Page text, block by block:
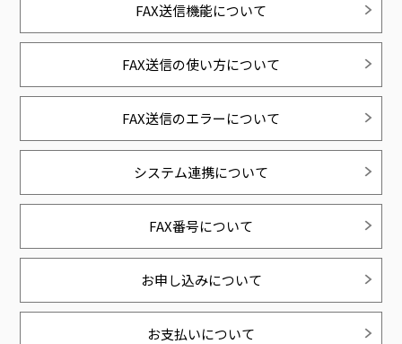
FAX送信機能について
FAX送信の使い方について
FAX送信のエラーについて
システム連携について
FAX番号について
お申し込みについて
お支払いについて